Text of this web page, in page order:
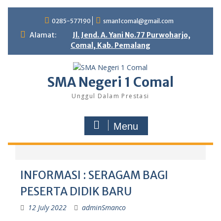
0285-577190 sman1comal@gmail.com
Alamat:
Jl. Jend. A. Yani No.77 Purwoharjo,
Comal, Kab. Pemalang
SMA Negeri 1 Comal
Unggul Dalam Prestasi
Menu
INFORMASI : SERAGAM BAGI
PESERTA DIDIK BARU
12 July 2022 adminSmanco